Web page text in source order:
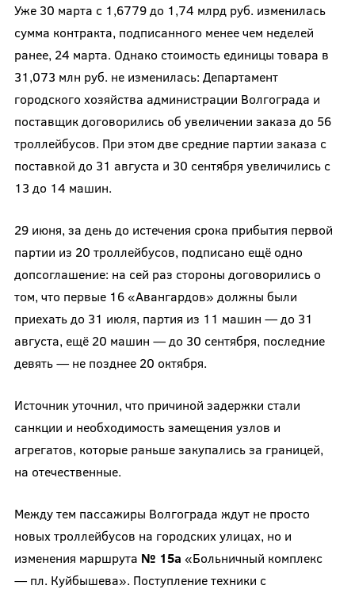
Уже 30 марта с 1,6779 до 1,74 млрд руб. изменилась
сумма контракта, подписанного менее чем неделей
ранее, 24 марта. Однако стоимость единицы товара в
31,073 млн руб. не изменилась: Департамент
городского хозяйства администрации Волгограда и
поставщик договорились об увеличении заказа до 56
троллейбусов. При этом две средние партии заказа с
поставкой до 31 августа и 30 сентября увеличились с
13 до 14 машин.
29 июня, за день до истечения срока прибытия первой
партии из 20 троллейбусов, подписано ещё одно
допсоглашение: на сей раз стороны договорились о
том, что первые 16 «Авангардов» должны были
приехать до 31 июля, партия из 11 машин — до 31
августа, ещё 20 машин — до 30 сентября, последние
девять — не позднее 20 октября.
Источник уточнил, что причиной задержки стали
санкции и необходимость замещения узлов и
агрегатов, которые раньше закупались за границей,
на отечественные.
Между тем пассажиры Волгограда ждут не просто
новых троллейбусов на городских улицах, но и
изменения маршрута № 15а «Больничный комплекс
— пл. Куйбышева». Поступление техники с